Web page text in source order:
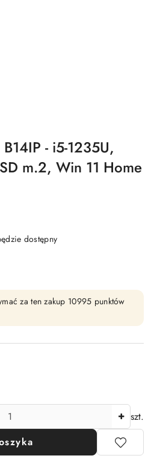
- i5-1235U,
m.2, Win 11 Home
dostępny
za ten zakup 10995 punktów
szt.